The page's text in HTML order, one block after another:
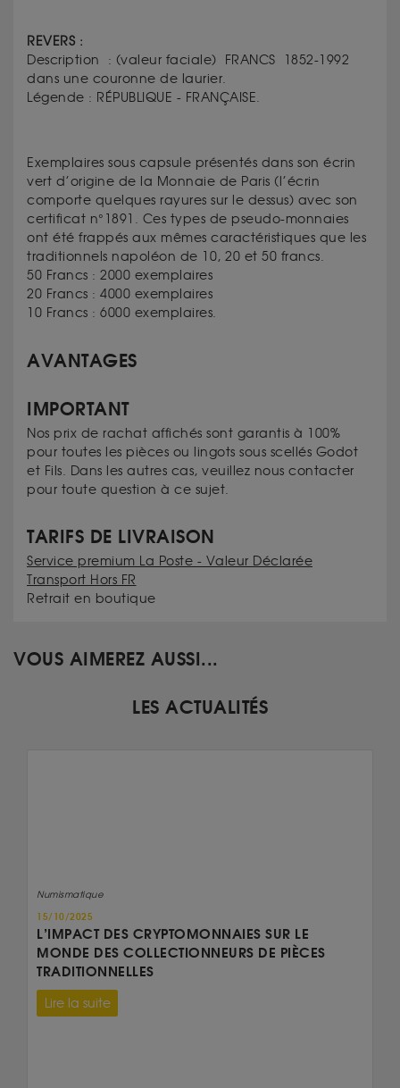
REVERS :
Description : (valeur faciale) FRANCS 1852-1992
dans une couronne de laurier.
Légende : RÉPUBLIQUE - FRANÇAISE.
Exemplaires sous capsule présentés dans son écrin
vert d’origine de la Monnaie de Paris (l’écrin
comporte quelques rayures sur le dessus) avec son
certificat n°1891. Ces types de pseudo-monnaies
ont été frappés aux mêmes caractéristiques que les
traditionnels napoléon de 10, 20 et 50 francs.
50 Francs : 2000 exemplaires
20 Francs : 4000 exemplaires
10 Francs : 6000 exemplaires.
AVANTAGES
IMPORTANT
Nos prix de rachat affichés sont garantis à 100%
pour toutes les pièces ou lingots sous scellés Godot
et Fils. Dans les autres cas, veuillez nous contacter
pour toute question à ce sujet.
TARIFS DE LIVRAISON
Service premium La Poste - Valeur Déclarée
Transport Hors FR
Retrait en boutique
VOUS AIMEREZ AUSSI...
LES ACTUALITÉS
Numismatique
15/10/2025
L’IMPACT DES CRYPTOMONNAIES SUR LE
MONDE DES COLLECTIONNEURS DE PIÈCES
TRADITIONNELLES
Lire la suite